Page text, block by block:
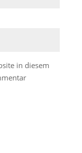
in diesem